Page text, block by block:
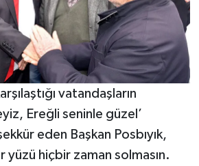
vatandaşların
Ereğli seninle güzel’
eden Başkan Posbıyık,
yüzü hiçbir zaman solmasın.